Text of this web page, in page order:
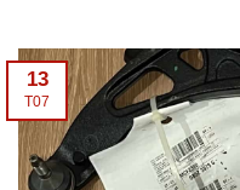
13
T07